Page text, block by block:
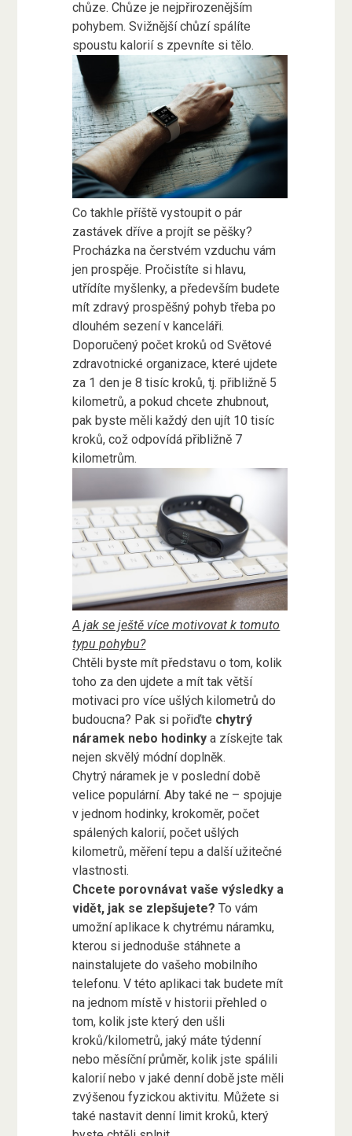
chůze. Chůze je nejpřirozenějším
pohybem. Svižnější chůzí spálíte
spoustu kalorií s zpevníte si tělo.
Co takhle příště vystoupit o pár
zastávek dříve a projít se pěšky?
Procházka na čerstvém vzduchu vám
jen prospěje. Pročistíte si hlavu,
utřídíte myšlenky, a především budete
mít zdravý prospěšný pohyb třeba po
dlouhém sezení v kanceláři.
Doporučený počet kroků od Světové
zdravotnické organizace, které ujdete
za 1 den je 8 tisíc kroků, tj. přibližně 5
kilometrů, a pokud chcete zhubnout,
pak byste měli každý den ujít 10 tisíc
kroků, což odpovídá přibližně 7
kilometrům.
A jak se ještě více motivovat k tomuto
typu pohybu?
Chtěli byste mít představu o tom, kolik
toho za den ujdete a mít tak větší
motivaci pro více ušlých kilometrů do
budoucna? Pak si pořiďte chytrý
náramek nebo hodinkya získejte tak
nejen skvělý módní doplněk.
Chytrý náramek je v poslední době
velice populární. Aby také ne – spojuje
v jednom hodinky, krokoměr, počet
spálených kalorií, počet ušlých
kilometrů, měření tepu a další užitečné
vlastnosti.
Chcete porovnávat vaše výsledky a
vidět, jak se zlepšujete?To vám
umožní aplikace k chytrému náramku,
kterou si jednoduše stáhnete a
nainstalujete do vašeho mobilního
telefonu. V této aplikaci tak budete mít
na jednom místě v historii přehled o
tom, kolik jste který den ušli
kroků/kilometrů, jaký máte týdenní
nebo měsíční průměr, kolik jste spálili
kalorií nebo v jaké denní době jste měli
zvýšenou fyzickou aktivitu. Můžete si
také nastavit denní limit kroků, který